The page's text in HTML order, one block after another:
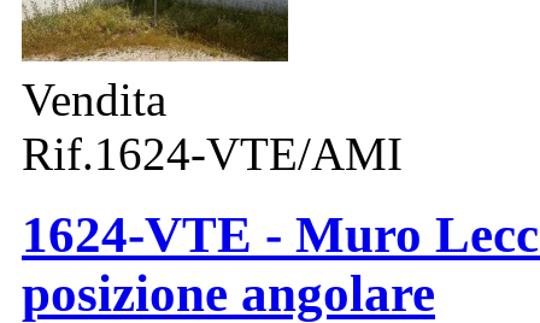
Vendita
Rif.1624-VTE/AMI
1624-VTE - Muro
posizione angolare